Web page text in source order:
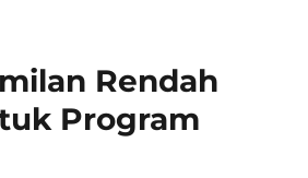
Rendah
Program